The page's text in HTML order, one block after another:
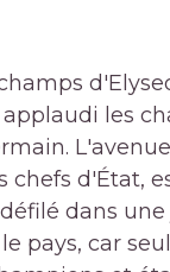
les
chefs d'État,
dans
pays, car